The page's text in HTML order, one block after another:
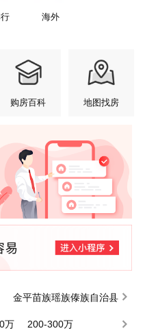
海外
购房百科 地图找房
金平苗族瑶族傣族自治县
万
200-300万